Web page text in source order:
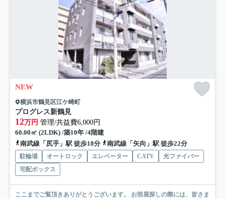
NEW
横浜市鶴見区江ケ崎町
プログレス新鶴見
12万円 管理/共益費6,000円
60.00㎡ (2LDK) /築10年 /4階建
南武線「尻手」駅 徒歩18分
南武線「矢向」駅 徒歩22分
駐輪場 オートロック エレベーター CATV
光ファイバー
宅配ボックス
ここまでご覧頂きありがとうございます。 お部屋探しの際には、皆さま